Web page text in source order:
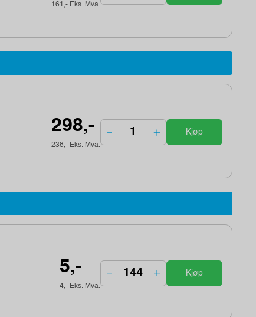
161,- Eks. Mva.
298,-
238,- Eks. Mva.
Kjøp
5,-
4,- Eks. Mva.
Kjøp